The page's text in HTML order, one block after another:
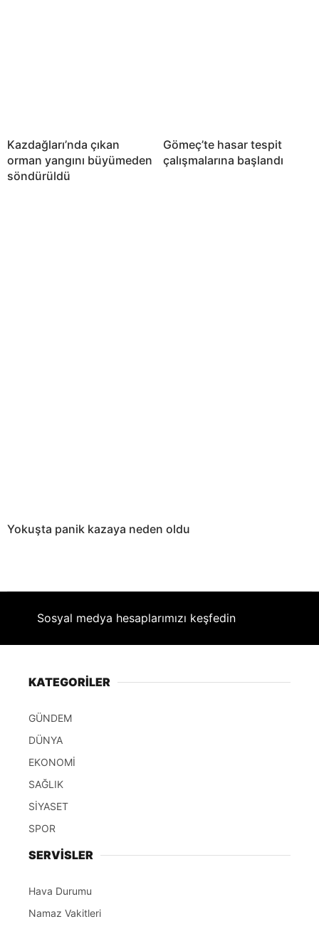
Kazdağları’nda çıkan
orman yangını büyümeden
söndürüldü
Gömeç’te hasar tespit
çalışmalarına başlandı
Yokuşta panik kazaya neden oldu
Sosyal medya hesaplarımızı keşfedin
KATEGORİLER
GÜNDEM
DÜNYA
EKONOMİ
SAĞLIK
SİYASET
SPOR
SERVİSLER
Hava Durumu
Namaz Vakitleri